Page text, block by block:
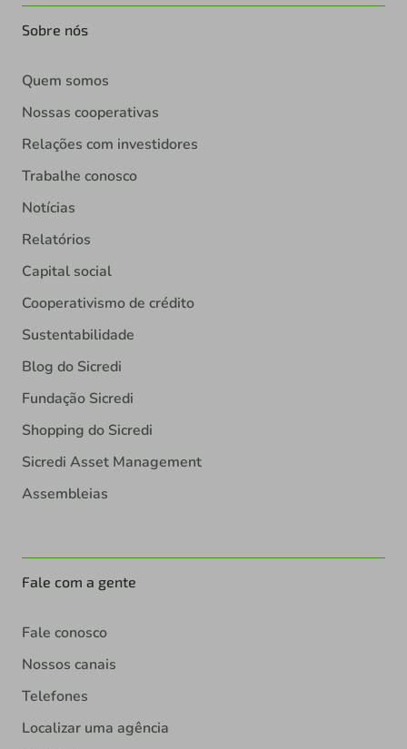
Sobre nós
Quem somos
Nossas cooperativas
Relações com investidores
Trabalhe conosco
Notícias
Relatórios
Capital social
Cooperativismo de crédito
Sustentabilidade
Blog do Sicredi
Fundação Sicredi
Shopping do Sicredi
Sicredi Asset Management
Assembleias
Fale com a gente
Fale conosco
Nossos canais
Telefones
Localizar uma agência